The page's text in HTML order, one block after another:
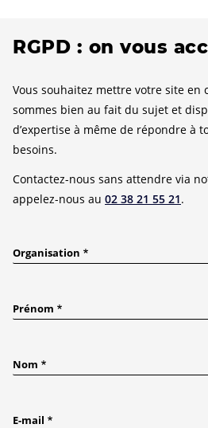
RGPD : on vous
Vous souhaitez mettre votre site en
sommes bien au fait du sujet et
d’expertise à même de répondre à
besoins.
Contactez-nous sans attendre via
appelez-nous au 02 38 21 55 21.
Organisation
Prénom
Nom
E-mail